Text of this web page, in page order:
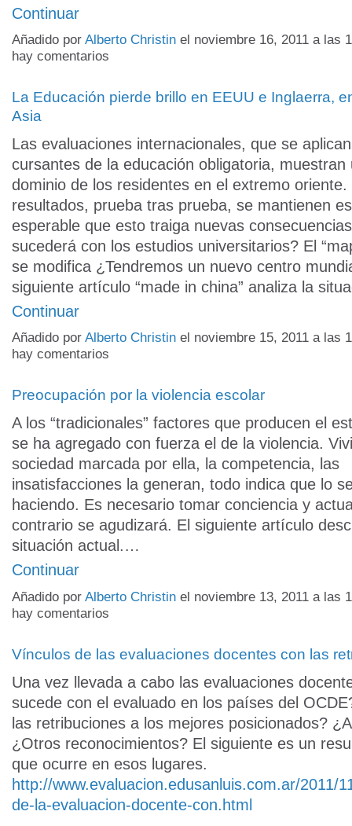
Continuar
Añadido por Alberto Christin el noviembre 16, 2011 a las
hay comentarios
La Educación pierde brillo en EEUU e Inglaerra,
Asia
Las evaluaciones internacionales, que se
cursantes de la educación obligatoria, muestran
dominio de los residentes en el extremo oriente.
resultados, prueba tras prueba, se mantienen
esperable que esto traiga nuevas
sucederá con los estudios universitarios? El
se modifica ¿Tendremos un nuevo centro
siguiente artículo “made in china” analiza la
Continuar
Añadido por Alberto Christin el noviembre 15, 2011 a las
hay comentarios
Preocupación por la violencia escolar
A los “tradicionales” factores que producen el
se ha agregado con fuerza el de la violencia.
sociedad marcada por ella, la competencia, las
insatisfacciones la generan, todo indica que lo
haciendo. Es necesario tomar conciencia y
contrario se agudizará. El siguiente artículo
situación actual.…
Continuar
Añadido por Alberto Christin el noviembre 13, 2011 a las
hay comentarios
Vínculos de las evaluaciones docentes con las
Una vez llevada a cabo las evaluaciones
sucede con el evaluado en los países del
las retribuciones a los mejores posicionados?
¿Otros reconocimientos? El siguiente es un
que ocurre en esos lugares.
http://www.evaluacion.edusanluis.com.ar/2011/
de-la-evaluacion-docente-con.html